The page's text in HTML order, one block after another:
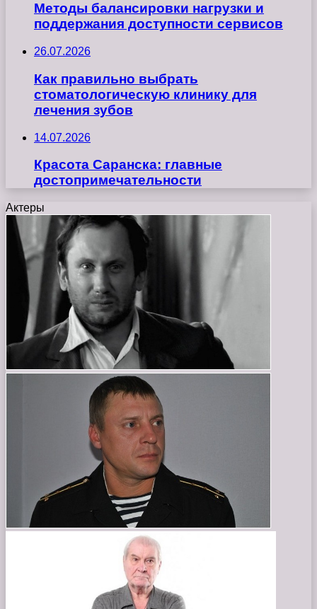
Методы балансировки нагрузки и
поддержания доступности сервисов
26.07.2026
Как правильно выбрать
стоматологическую клинику для
лечения зубов
14.07.2026
Красота Саранска: главные
достопримечательности
Актеры